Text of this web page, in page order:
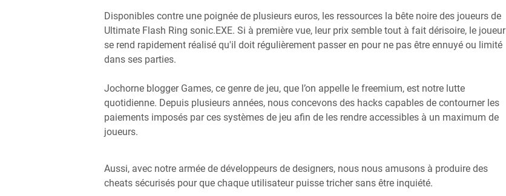
Disponibles contre une poignée de plusieurs euros, les ressources la bête noire des joueurs de
Ultimate Flash Ring sonic.EXE. Si à première vue, leur prix semble tout à fait dérisoire, le joueur
se rend rapidement réalisé qu'il doit régulièrement passer en pour ne pas être ennuyé ou limité
dans ses parties.
Jochorne blogger Games, ce genre de jeu, que l’on appelle le freemium, est notre lutte
quotidienne. Depuis plusieurs années, nous concevons des hacks capables de contourner les
paiements imposés par ces systèmes de jeu afin de les rendre accessibles à un maximum de
joueurs.
Aussi, avec notre armée de développeurs de designers, nous nous amusons à produire des
cheats sécurisés pour que chaque utilisateur puisse tricher sans être inquiété.